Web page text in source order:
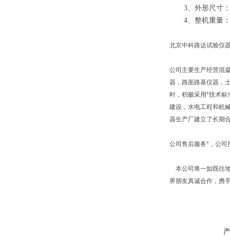
3、外形尺寸
4、整机重量：
北京中科路达试验仪
公司主要生产经营混
器，路面路基仪器，
时，积极采用*技术
建设，水电工程和机
器生产厂建立了长期
公司售后服务*，公司
本公司将一如既往
界朋友真诚合作，携